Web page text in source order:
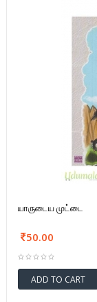
யாருடைய முட்டை
50.00
ADD TO CART